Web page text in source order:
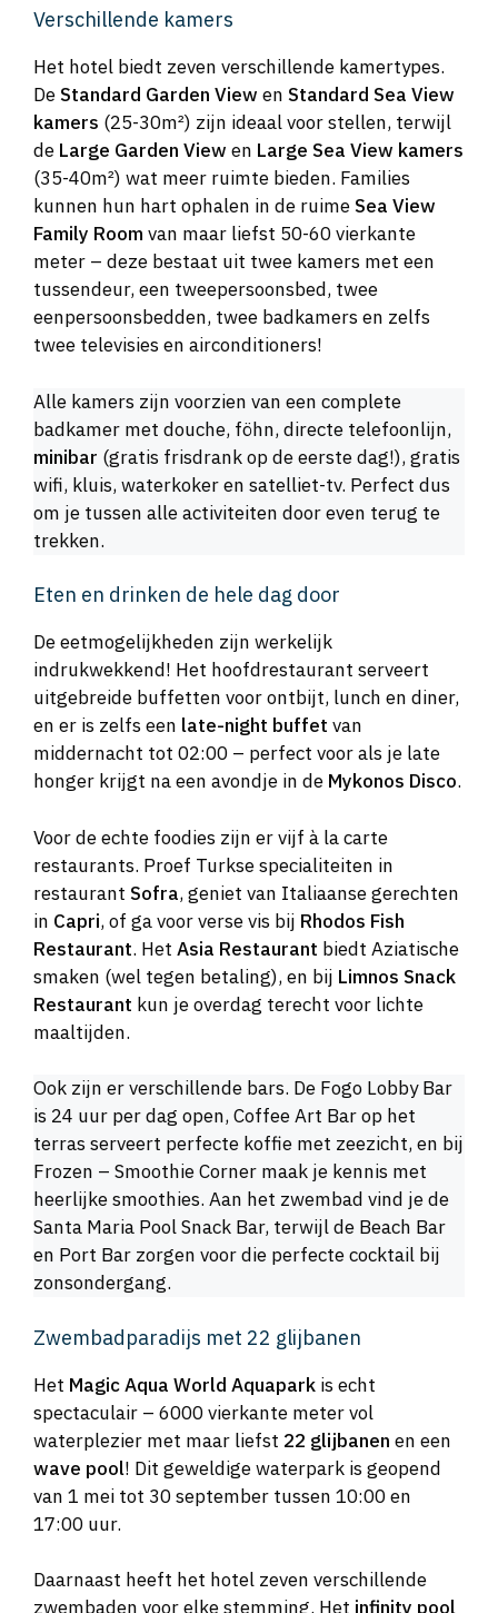
Verschillende kamers
Het hotel biedt zeven verschillende kamertypes.
DeStandard Garden View en Standard Sea View
kamers (25-30m²) zijn ideaal voor stellen, terwijl
de Large Garden View en Large Sea View kamers
(35-40m²) wat meer ruimte bieden. Families
kunnen hun hart ophalen in de ruimeSea View
Family Room van maar liefst 50-60 vierkante
meter – deze bestaat uit twee kamers met een
tussendeur, een tweepersoonsbed, twee
eenpersoonsbedden, twee badkamers en zelfs
twee televisies en airconditioners!
Alle kamers zijn voorzien van een complete
badkamer met douche, föhn, directe telefoonlijn,
minibar (gratis frisdrank op de eerste dag!), gratis
wifi, kluis, waterkoker en satelliet-tv. Perfect dus
om je tussen alle activiteiten door even terug te
trekken.
Eten en drinken de hele dag door
De eetmogelijkheden zijn werkelijk
indrukwekkend! Het hoofdrestaurant serveert
uitgebreide buffetten voor ontbijt, lunch en diner,
en er is zelfs een late-night buffet van
middernacht tot 02:00 – perfect voor als je late
honger krijgt na een avondje in de Mykonos Disco.
Voor de echte foodies zijn er vijf à la carte
restaurants. Proef Turkse specialiteiten in
restaurant Sofra, geniet van Italiaanse gerechten
in Capri, of ga voor verse vis bij Rhodos Fish
Restaurant. Het Asia Restaurant biedt Aziatische
smaken (wel tegen betaling), en bij Limnos Snack
Restaurant kun je overdag terecht voor lichte
maaltijden.
Ook zijn er verschillende bars. De Fogo Lobby Bar
is 24 uur per dag open, Coffee Art Bar op het
terras serveert perfecte koffie met zeezicht, en bij
Frozen – Smoothie Corner maak je kennis met
heerlijke smoothies. Aan het zwembad vind je de
Santa Maria Pool Snack Bar, terwijl de Beach Bar
en Port Bar zorgen voor die perfecte cocktail bij
zonsondergang.
Zwembadparadijs met 22 glijbanen
Het Magic Aqua World Aquapark is echt
spectaculair – 6000 vierkante meter vol
waterplezier met maar liefst 22 glijbanen en een
wave pool! Dit geweldige waterpark is geopend
van 1 mei tot 30 september tussen 10:00 en
17:00 uur.
Daarnaast heeft het hotel zeven verschillende
zwembaden voor elke stemming. Het infinity pool